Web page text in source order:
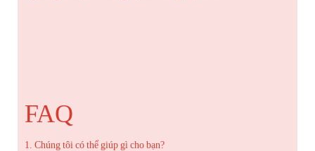
FAQ
1. Chúng tôi có thể giúp gì cho bạn?